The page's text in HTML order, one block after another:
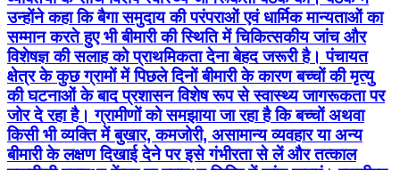
जोर दे रहा है। ग्रामीणों को समझाया जा रहा है कि बच्चों अथवा
किसी भी व्यक्ति में बुखार, कमजोरी, असामान्य व्यवहार या अन्य
बीमारी के लक्षण दिखाई देने पर इसे गंभीरता से लें और तत्काल
नजदीकी स्वास्थ्य केंद्र या स्वास्थ्य शिविर में जांच कराएं। एसडीएम
श्री गुप्ता ने समाज के पुजारियों एवं प्रमुख व्यक्तियों से भी आग्रह
किया कि वे ग्रामीणों को बीमारी की स्थिति में अस्पताल पहुंचने के
लिए प्रेरित करें। उन्होंने कहा कि प्रशासन एवं स्वास्थ्य विभाग द्वारा
प्रभावित क्षेत्रों और आसपास के ग्रामों में स्वास्थ्य परीक्षण एवं